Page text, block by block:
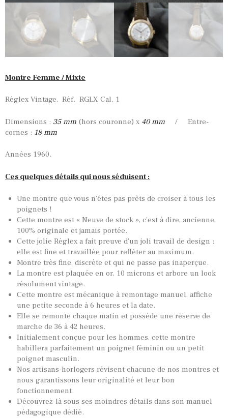
TOUTES NOS VINTAGES
MONTRES PAR HISTOIRES
CONTACTS & HISTORIQUE
PANIER
Montre Femme / Mixte
Réglex Vintage, Réf. RGLX Cal. 1
Dimensions : 35 mm (hors couronne) x 40 mm / Entre-
cornes : 18 mm
Années 1960.
Ces quelques détails qui nous séduisent :
Une montre que vous n’êtes pas prêts de croiser à tous les
poignets !
Cette montre est « Neuve de stock », c’est à dire, ancienne,
100% originale et jamais portée.
Cette jolie Réglex a fait preuve d’un joli travail de design :
elle est fine et travaillée pour refléter au maximum.
Montre très fine, discrète et qui ne passe pas inaperçue.
La montre est plaquée en or, 10 microns et arbore un look
résolument vintage.
Cette montre est mécanique à remontage manuel, affiche
une petite seconde à 6 heures et la date.
Elle se remonte chaque matin et possède une réserve de
marche de 36 à 42 heures.
Initialement conçue pour les hommes, cette montre
habillera parfaitement un poignet féminin ou un petit
poignet masculin.
Nos artisans-horlogers révisent chacune de nos montres et
nous garantissons leur originalité et leur bon
fonctionnement.
Découvrez-là sous ses moindres détails dans son manuel
pédagogique dédié.